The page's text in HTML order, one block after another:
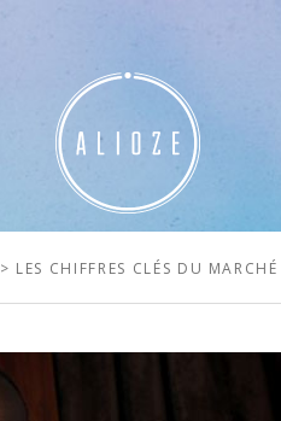
> LES CHIFFRES CLÉS DU